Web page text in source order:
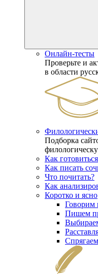
Онлайн-тесты
Проверьте и
в области
Подборка
Как
Как писать
Что почитать?
Как
Коротко и ясно
Говорим
Пишем